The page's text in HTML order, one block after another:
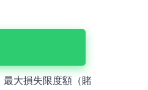
最大損失限度額（賭